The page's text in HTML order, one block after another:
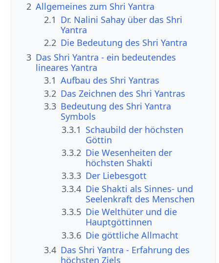
2 Allgemeines zum Shri Yantra
2.1 Dr. Nalini Sahay über das Shri
Yantra
2.2 Die Bedeutung des Shri Yantra
3 Das Shri Yantra - ein bedeutendes
lineares Yantra
3.1 Aufbau des Shri Yantras
3.2 Das Zeichnen des Shri Yantras
3.3 Bedeutung des Shri Yantra
Symbols
3.3.1 Schaubild der höchsten
Göttin
3.3.2 Die Wesenheiten der
höchsten Shakti
3.3.3 Der Liebesgott
3.3.4 Die Shakti als Sinnes- und
Seelenkraft des Menschen
3.3.5 Die Welthüter und die
Hauptgöttinnen
3.3.6 Die göttliche Allmacht
3.4 Das Shri Yantra - Erfahrung des
höchsten Ziels